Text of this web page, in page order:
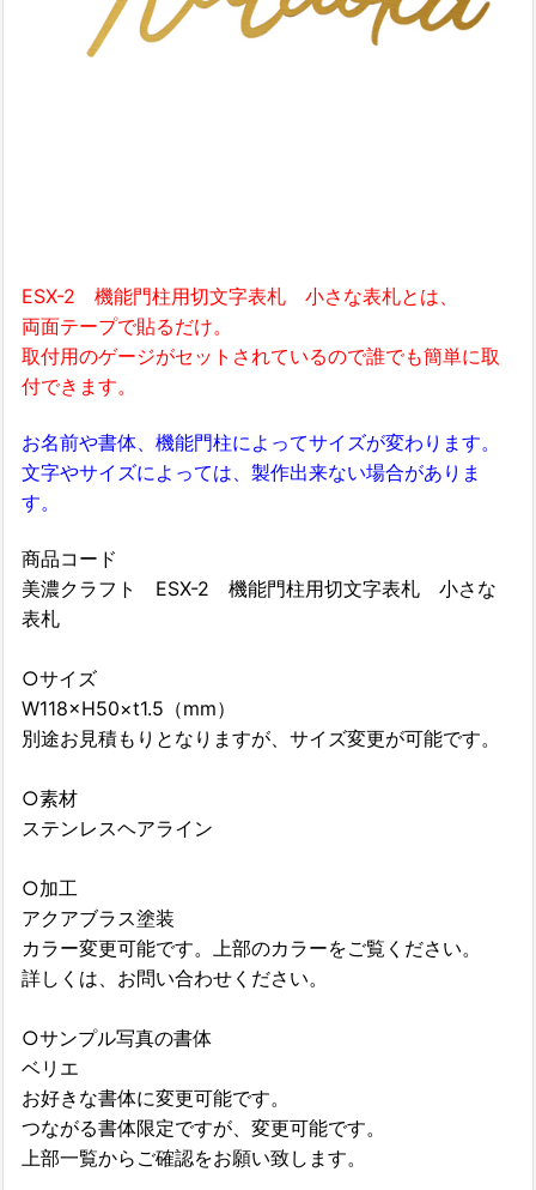
ESX-2 機能門柱用切文字表札 小さな表札とは、
両面テープで貼るだけ。
取付用のゲージがセットされているので誰でも簡単に取
付できます。
お名前や書体、機能門柱によってサイズが変わります。
文字やサイズによっては、製作出来ない場合がありま
す。
商品コード
美濃クラフト ESX-2 機能門柱用切文字表札 小さな
表札
○サイズ
W118×H50×t1.5（mm）
別途お見積もりとなりますが、サイズ変更が可能です。
○素材
ステンレスヘアライン
○加工
アクアブラス塗装
カラー変更可能です。上部のカラーをご覧ください。
詳しくは、お問い合わせください。
○サンプル写真の書体
ベリエ
お好きな書体に変更可能です。
つながる書体限定ですが、変更可能です。
上部一覧からご確認をお願い致します。